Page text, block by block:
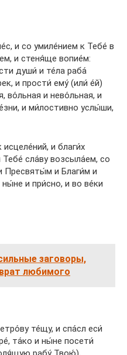
и со умиле́нием к Тебе́ в
и стеня́ще вопие́м:
души́ и те́ла раба́
и прости́ ему́ (или́ е́й)
во́льная и нево́льная, и
и ми́лостивно услы́ши,
и благи́х
сла́ву возсыла́ем, со
Пресвяты́м и Благи́м и
и при́сно, и во ве́ки
заговоры,
любимого
те́щу, и спа́сл еси́
та́ко и ны́не посети́